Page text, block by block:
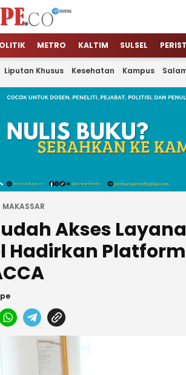
KitaMETRO KALTIM SULSEL
Liputan Khusus Kesehatan Kampus
MAKASSAR
Akses
Hadirkan